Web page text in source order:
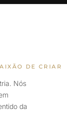
DE CRIAR
Nós
da